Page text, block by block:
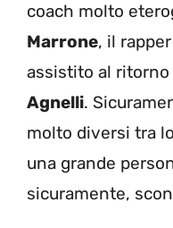
coach molto
Marrone, il rapper
assistito al
Agnelli.
molto diversi tra
una grande
sicuramente,